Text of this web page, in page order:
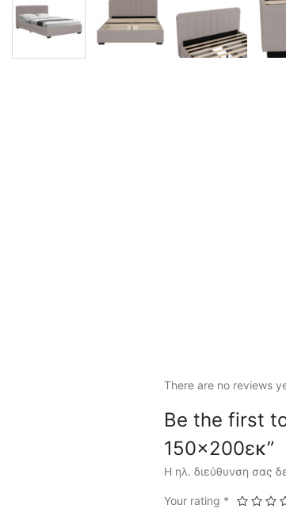
There are no reviews
Be the first
150×200εκ”
Η ηλ. διεύθυνση σας
Your rating *